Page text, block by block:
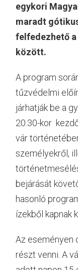
egykori
maradt
felfedezhető
között.
A program
tűzvédelmi
járhatják be a
20.30-kor
vár
személyekről,
bejárását
hasonló
ízekből kapnak
Az eseményen
részt venni. A